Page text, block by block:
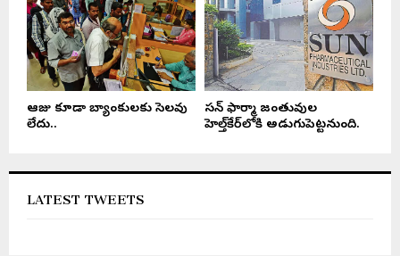
ఆరోజు కూడా బ్యాంకులకు సెలవు
లేదు..
సన్ ఫార్మా జంతువుల
హెల్త్‌కేర్‌లోకి అడుగుపెట్టనుంది.
LATEST TWEETS